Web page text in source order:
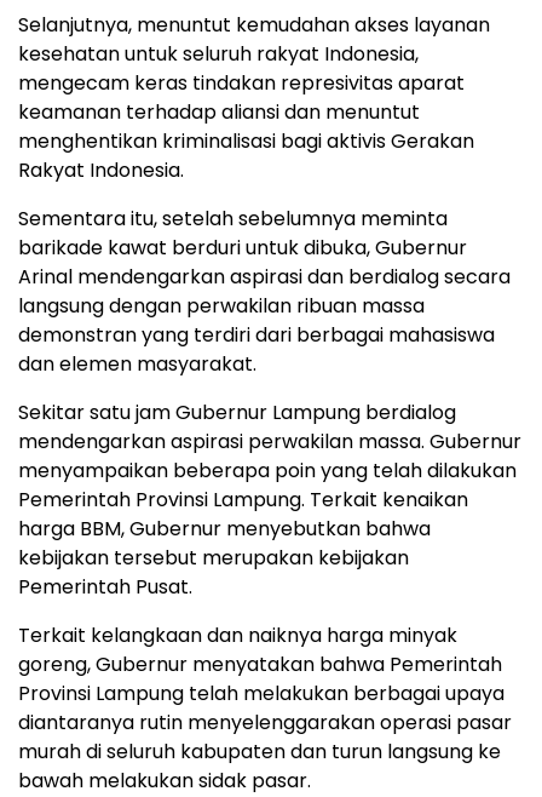
Selanjutnya, menuntut kemudahan akses layanan
kesehatan untuk seluruh rakyat Indonesia,
mengecam keras tindakan represivitas aparat
keamanan terhadap aliansi dan menuntut
menghentikan kriminalisasi bagi aktivis Gerakan
Rakyat Indonesia.
Sementara itu, setelah sebelumnya meminta
barikade kawat berduri untuk dibuka, Gubernur
Arinal mendengarkan aspirasi dan berdialog secara
langsung dengan perwakilan ribuan massa
demonstran yang terdiri dari berbagai mahasiswa
dan elemen masyarakat.
Sekitar satu jam Gubernur Lampung berdialog
mendengarkan aspirasi perwakilan massa. Gubernur
menyampaikan beberapa poin yang telah dilakukan
Pemerintah Provinsi Lampung. Terkait kenaikan
harga BBM, Gubernur menyebutkan bahwa
kebijakan tersebut merupakan kebijakan
Pemerintah Pusat.
Terkait kelangkaan dan naiknya harga minyak
goreng, Gubernur menyatakan bahwa Pemerintah
Provinsi Lampung telah melakukan berbagai upaya
diantaranya rutin menyelenggarakan operasi pasar
murah di seluruh kabupaten dan turun langsung ke
bawah melakukan sidak pasar.